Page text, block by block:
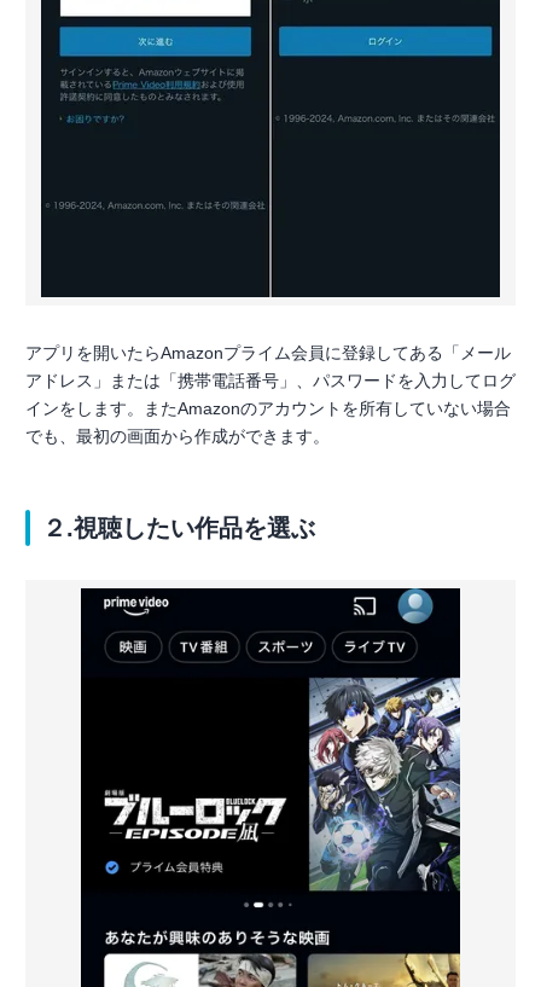
アプリを開いたらAmazonプライム会員に登録してある「メール
アドレス」または「携帯電話番号」、パスワードを入力してログ
インをします。またAmazonのアカウントを所有していない場合
でも、最初の画面から作成ができます。
２.視聴したい作品を選ぶ